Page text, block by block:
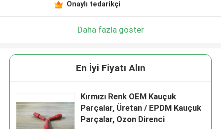
Onaylı tedarikçi
Daha fazla göster
En İyi Fiyatı Alın
Kırmızı Renk OEM Kauçuk
Parçalar, Üretan / EPDM Kauçuk
Parçalar, Ozon Direnci